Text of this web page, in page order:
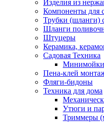
Изделия из
Компоненты для
Трубки (шланги)
Шланги
Штуцеры
Керамика,
Садовая Техника
Минимойки
Пена-клей
Фляги-бидоны
Техника для дома
Утюги и
Триммеры